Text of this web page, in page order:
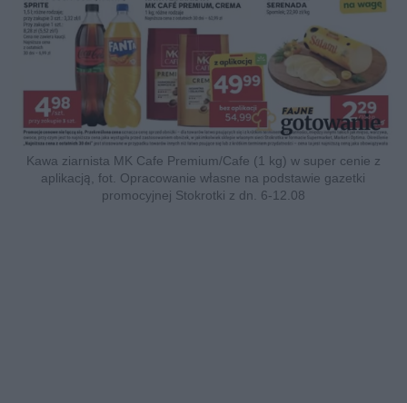
Kawa ziarnista MK Cafe Premium/Cafe (1 kg) w super cenie z
aplikacją, fot. Opracowanie własne na podstawie gazetki
promocyjnej Stokrotki z dn. 6-12.08